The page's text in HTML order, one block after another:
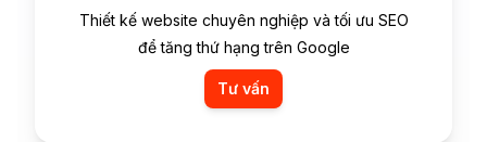
Thiết kế website chuyên nghiệp và tối ưu SEO
để tăng thứ hạng trên Google
Tư vấn